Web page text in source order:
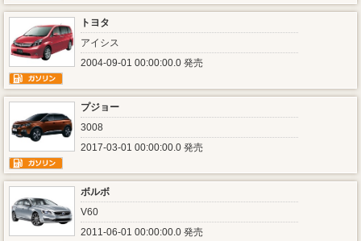
トヨタ
アイシス
2004-09-01 00:00:00.0 発売
プジョー
3008
2017-03-01 00:00:00.0 発売
ボルボ
V60
2011-06-01 00:00:00.0 発売